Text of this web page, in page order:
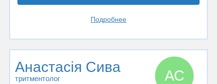
Подробнее
Анастасія Сива
тритментолог АС